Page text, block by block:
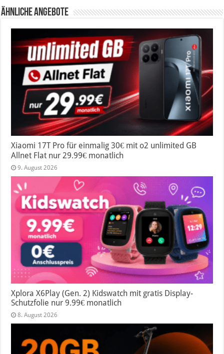
Ähnliche Angebote
Xiaomi 17T Pro für einmalig 30€ mit o2 unlimited GB
Allnet Flat nur 29.99€ monatlich
9. August 2026
Xplora X6Play (Gen. 2) Kidswatch mit gratis Display-
Schutzfolie nur 9.99€ monatlich
8. August 2026